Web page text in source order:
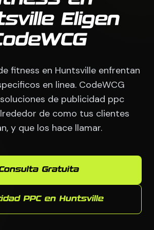
Eligen
fitness en Huntsville enfrentan
en linea. CodeWCG
de publicidad ppc
de como tus clientes
y que los hace llamar.
Gratuita
PPC en Huntsville